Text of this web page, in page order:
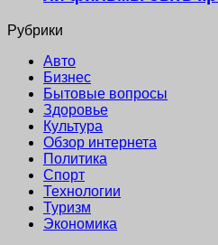
Рубрики
Авто
Бизнес
Бытовые вопросы
Здоровье
Культура
Обзор интернета
Политика
Спорт
Технологии
Туризм
Экономика